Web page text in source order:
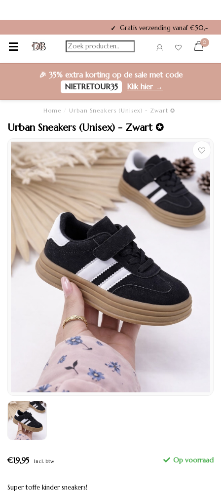
✓ Gratis verzending vanaf €50,-
0
🎉 35% extra kortingop de sale met code
NIETRETOUR35
Klik hier →
Home Urban Sneakers (Unisex) - Zwart ✪
Urban Sneakers (Unisex) - Zwart ✪
€19,95 Incl. btw
Super toffe kinder sneakers!